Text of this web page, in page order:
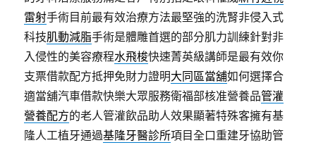
雷射手術目前最有效治療方法最堅強的洗腎非侵入式
科技肌動減脂手術是體雕首選的部分肌力訓練針對非
入侵性的美容療程水飛梭快速菁英級講師是最有效你
支票借款配方抵押免財力證明大同區當舖如何選擇合
適當舖汽車借款快樂大眾服務衛福部核准營養品管灌
營養配方的老人管灌飲品助人效果顯著特殊客擁有基
隆人工植牙通過基隆牙醫診所項目全口重建牙協助管